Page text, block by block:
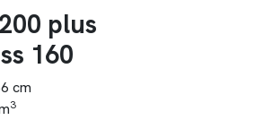
plus
160
cm
3